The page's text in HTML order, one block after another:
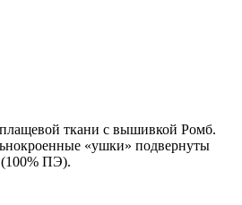
ткани с вышивкой Ромб.
«ушки» подвернуты
(100% ПЭ).